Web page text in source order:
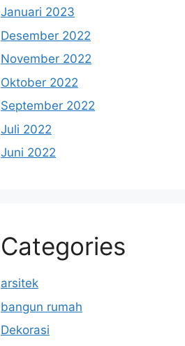
Januari 2023
Desember 2022
November 2022
Oktober 2022
September 2022
Juli 2022
Juni 2022
Categories
arsitek
bangun rumah
Dekorasi